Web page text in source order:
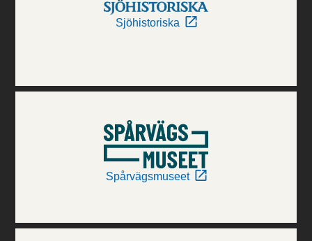
Sjöhistoriska
Spårvägsmuseet